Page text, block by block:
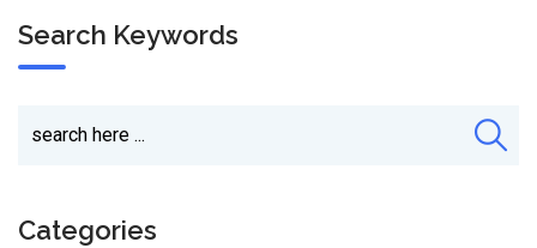
Search Keywords
Categories